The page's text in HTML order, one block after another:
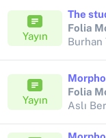
Yayın
Folia
Burhan
Yayın
Folia
Aslı